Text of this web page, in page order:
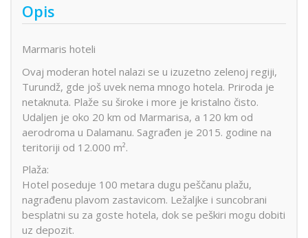
Opis
Marmaris hoteli
Ovaj moderan hotel nalazi se u izuzetno zelenoj regiji,
Turundž, gde još uvek nema mnogo hotela. Priroda je
netaknuta. Plaže su široke i more je kristalno čisto.
Udaljen je oko 20 km od Marmarisa, a 120 km od
aerodroma u Dalamanu. Sagrađen je 2015. godine na
teritoriji od 12.000 m².
Plaža:
Hotel poseduje 100 metara dugu peščanu plažu,
nagrađenu plavom zastavicom. Ležaljke i suncobrani
besplatni su za goste hotela, dok se peškiri mogu dobiti
uz depozit.